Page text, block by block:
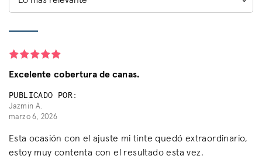
Excelente cobertura de canas.
PUBLICADO POR:
Jazmin A.
marzo 6, 2026
Esta ocasión con el ajuste mi tinte quedó extraordinario,
estoy muy contenta con el resultado esta vez.